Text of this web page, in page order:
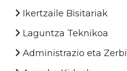
Ikertzaile Bisitariak
Laguntza Teknikoa
Administrazio eta